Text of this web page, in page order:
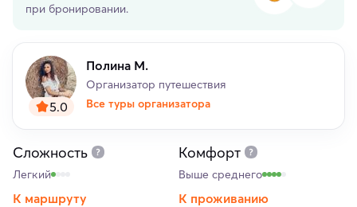
при бронировании.
5.0
Полина М.
Организатор путешествия
Все туры организатора
Сложность
Легкий
К маршруту
Комфорт
Выше среднего
К проживанию